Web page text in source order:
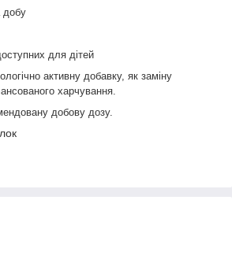
добу
для дітей
активну добавку, як заміну
харчування.
добову дозу.